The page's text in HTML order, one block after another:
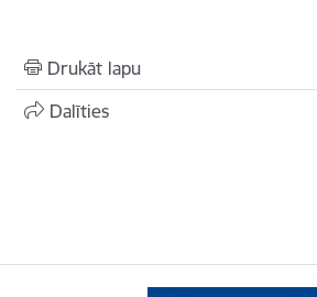
Drukāt lapu
Dalīties